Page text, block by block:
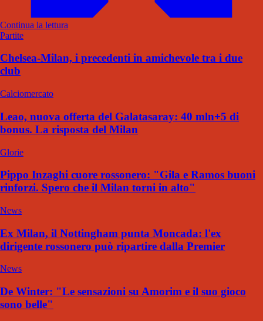
Continua la lettura
Partite
Chelsea-Milan, i precedenti in amichevole tra i due
club
Calciomercato
Leao, nuova offerta del Galatasaray: 40 mln+5 di
bonus. La risposta del Milan
Glorie
Pippo Inzaghi cuore rossonero: "Gila e Ramos buoni
rinforzi. Spero che il Milan torni in alto"
News
Ex Milan, il Nottingham punta Moncada: l'ex
dirigente rossonero può ripartire dalla Premier
News
De Winter: "Le sensazioni su Amorim e il suo gioco
sono belle"